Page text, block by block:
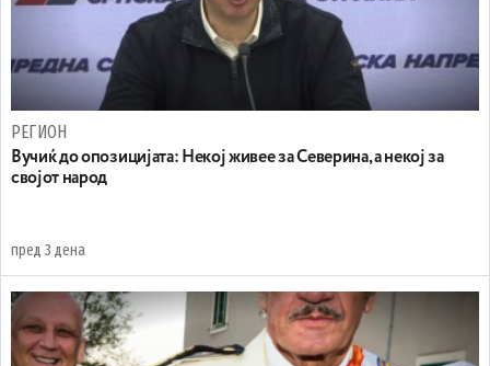
РЕГИОН
Вучиќ до опозицијата: Некој живее за Северина, а некој за
својот народ
пред 3 дена